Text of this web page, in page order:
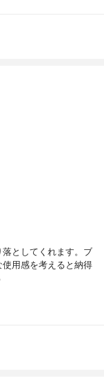
としてくれます。ブ
用感を考えると納得